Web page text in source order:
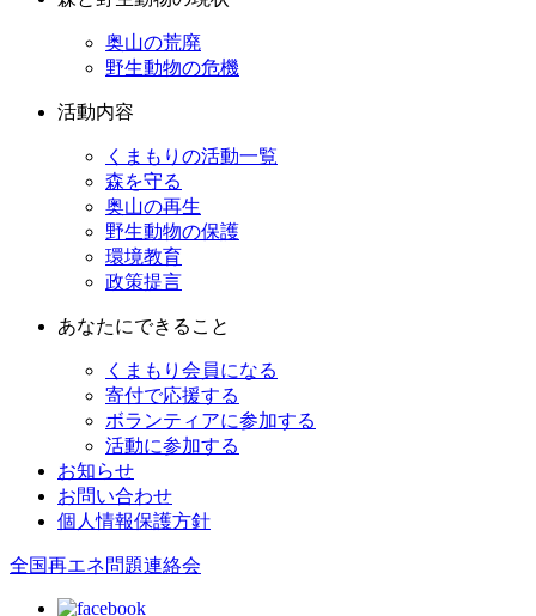
奥山の荒廃
野生動物の危機
活動内容
くまもりの活動一覧
森を守る
奥山の再生
野生動物の保護
環境教育
政策提言
あなたにできること
くまもり会員になる
寄付で応援する
ボランティアに参加する
活動に参加する
お知らせ
お問い合わせ
個人情報保護方針
全国再エネ問題連絡会